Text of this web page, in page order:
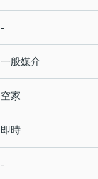
-
一般媒介
空家
即時
-